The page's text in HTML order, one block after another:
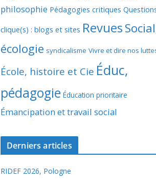
philosophie Pédagogies critiques
clique(s) : blogs et sites Revues
écologie syndicalisme Vivre et dire nos
École, histoire et Cie Éduc,
pédagogie Éducation prioritaire
Émancipation et travail social
Derniers articles
RIDEF 2026, Pologne